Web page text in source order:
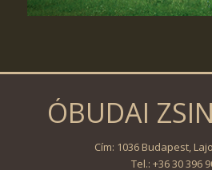
ÓBUDAI
Cím: 1036 Budapest,
Tel.: +36 30 396